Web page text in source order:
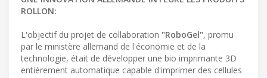
ROLLON:
L'objectif du projet de collaboration "RoboGel", promu
par le ministère allemand de l'économie et de la
technologie, était de développer une bio imprimante 3D
entièrement automatique capable d'imprimer des cellules